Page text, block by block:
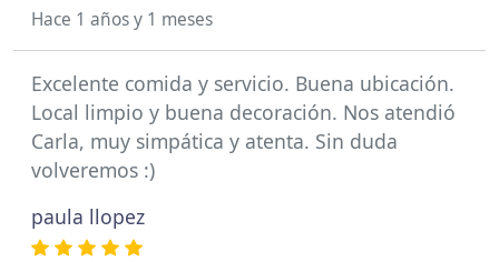
Hace 1 años y 1 meses
Excelente comida y servicio. Buena ubicación.
Local limpio y buena decoración. Nos atendió
Carla, muy simpática y atenta. Sin duda
volveremos :)
paula llopez